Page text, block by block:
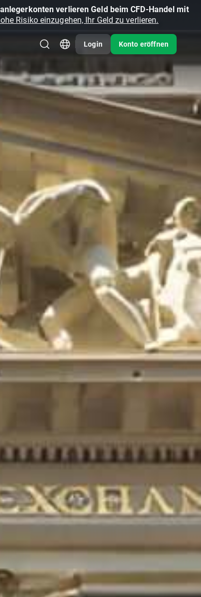
verlieren Geld beim CFD-Handel mit
Risiko einzugehen, Ihr Geld zu verlieren.
Login Konto eröffnen